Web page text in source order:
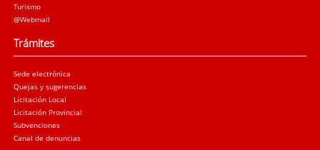
Turismo
@Webmail
Trámites
Sede electrónica
Quejas y sugerencias
Licitación Local
Licitación Provincial
Subvenciones
Canal de denuncias